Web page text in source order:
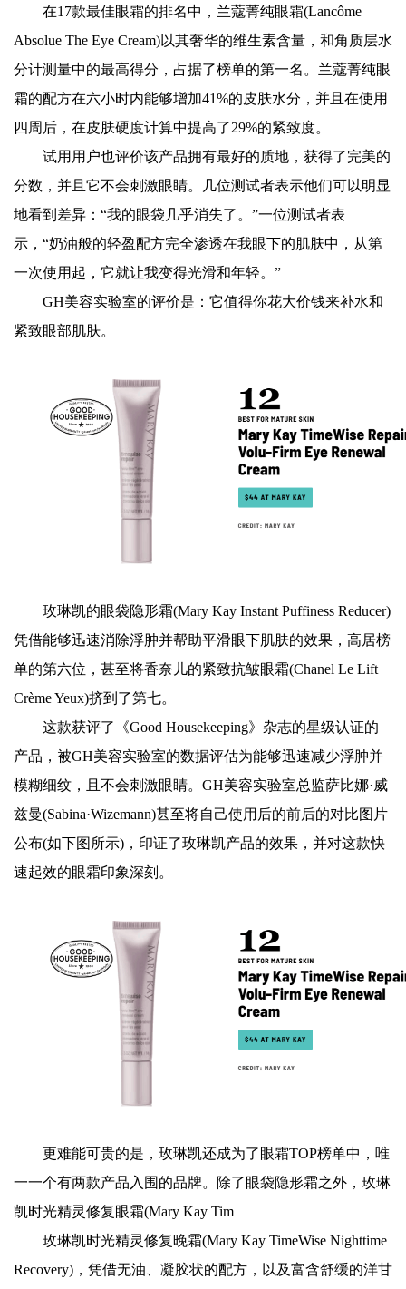
在17款最佳眼霜的排名中，兰蔻菁纯眼霜(Lancôme
Absolue The Eye Cream)以其奢华的维生素含量，和角质层水
分计测量中的最高得分，占据了榜单的第一名。兰蔻菁纯眼
霜的配方在六小时内能够增加41%的皮肤水分，并且在使用
四周后，在皮肤硬度计算中提高了29%的紧致度。
试用用户也评价该产品拥有最好的质地，获得了完美的
分数，并且它不会刺激眼睛。几位测试者表示他们可以明显
地看到差异：“我的眼袋几乎消失了。”一位测试者表
示，“奶油般的轻盈配方完全渗透在我眼下的肌肤中，从第
一次使用起，它就让我变得光滑和年轻。”
GH美容实验室的评价是：它值得你花大价钱来补水和
紧致眼部肌肤。
玫琳凯的眼袋隐形霜(Mary Kay Instant Puffiness Reducer)
凭借能够迅速消除浮肿并帮助平滑眼下肌肤的效果，高居榜
单的第六位，甚至将香奈儿的紧致抗皱眼霜(Chanel Le Lift
Crème Yeux)挤到了第七。
这款获评了《Good Housekeeping》杂志的星级认证的
产品，被GH美容实验室的数据评估为能够迅速减少浮肿并
模糊细纹，且不会刺激眼睛。GH美容实验室总监萨比娜·威
兹曼(Sabina·Wizemann)甚至将自己使用后的前后的对比图片
公布(如下图所示)，印证了玫琳凯产品的效果，并对这款快
速起效的眼霜印象深刻。
更难能可贵的是，玫琳凯还成为了眼霜TOP榜单中，唯
一一个有两款产品入围的品牌。除了眼袋隐形霜之外，玫琳
凯时光精灵修复眼霜(Mary Kay Tim
玫琳凯时光精灵修复晚霜(Mary Kay TimeWise Nighttime
Recovery)，凭借无油、凝胶状的配方，以及富含舒缓的洋甘